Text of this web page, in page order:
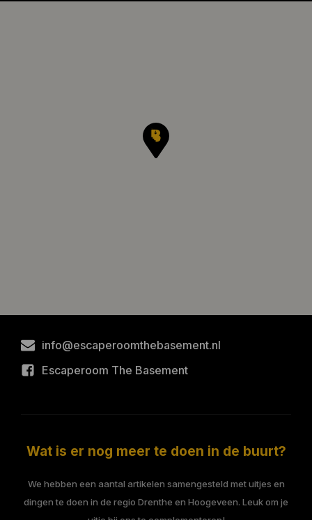
info@escaperoomthebasement.nl
Escaperoom The Basement
Wat is er nog meer te doen in de buurt?
We hebben een aantal artikelen samengesteld met uitjes en
dingen te doen in de regio Drenthe en Hoogeveen. Leuk om je